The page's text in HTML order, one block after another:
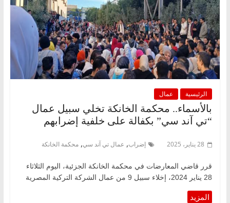
الرئيسية عمال
بالأسماء.. محكمة الخانكة تخلي سبيل عمال
“تي آند سي” بكفالة على خلفية إضرابهم
28 يناير، 2025 إضراب, عمال تي آند سي, محكمة الخانكة
قرر قاضي المعارضات في محكمة الخانكة الجزئية، اليوم الثلاثاء
28 يناير 2024، إخلاء سبيل 9 من عمال الشركة التركية المصرية